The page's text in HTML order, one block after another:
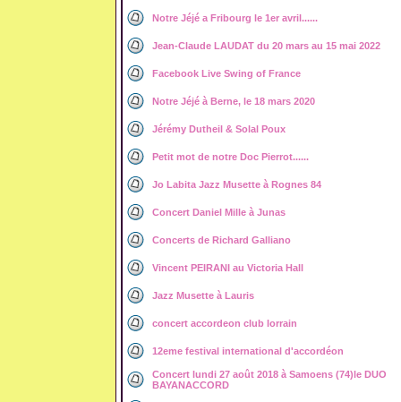
Notre Jéjé a Fribourg le 1er avril......
Jean-Claude LAUDAT du 20 mars au 15 mai 2022
Facebook Live Swing of France
Notre Jéjé à Berne, le 18 mars 2020
Jérémy Dutheil & Solal Poux
Petit mot de notre Doc Pierrot......
Jo Labita Jazz Musette à Rognes 84
Concert Daniel Mille à Junas
Concerts de Richard Galliano
Vincent PEIRANI au Victoria Hall
Jazz Musette à Lauris
concert accordeon club lorrain
12eme festival international d'accordéon
Concert lundi 27 août 2018 à Samoens (74)le DUO
BAYANACCORD